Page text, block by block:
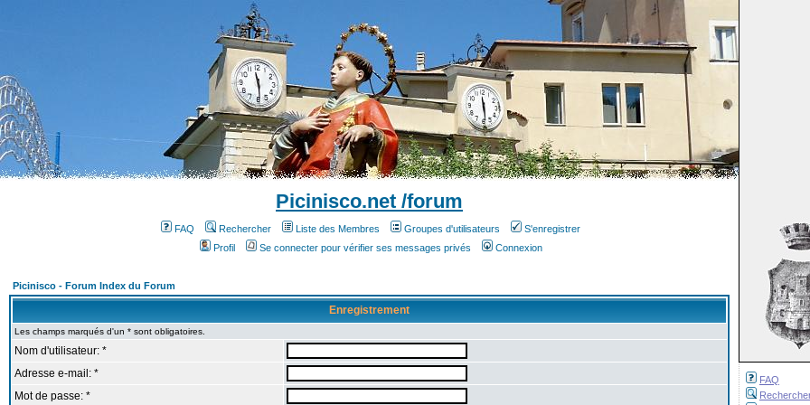
FAQ
Picinisco.net /forum
FAQ Rechercher Liste des Membres Groupes d'utilisateurs
S'enregistrer
Profil
Se connecter pour vérifier ses messages privés Connexion
Picinisco - Forum Index du Forum
Enregistrement
Les champs marqués d'un * sont obligatoires.
Nom d'utilisateur: *
Adresse e-mail: *
Mot de passe: *